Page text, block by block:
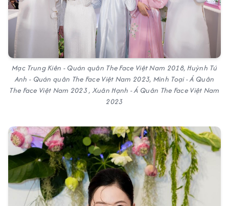
Mạc Trung Kiên - Quán quân The Face Việt Nam 2018, Huỳnh Tú
Anh - Quán quân The Face Việt Nam 2023, Minh Toại - Á Quân
The Face Việt Nam 2023 , Xuân Hạnh - Á Quân The Face Việt Nam
2023